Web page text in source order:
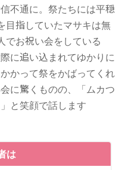
不通に。祭たちには平穏
目指していたマサキは無
でお祝い会をしている
に追い込まれてゆかりに
かって祭をかばってくれ
に驚くものの、「ムカつ
と笑顔で話します
は